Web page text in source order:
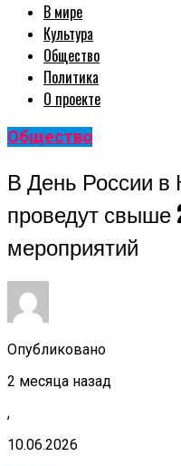
В мире
Культура
Общество
Политика
О проекте
Общество
В День России в
проведут свыше
мероприятий
Опубликовано
2 месяца назад
,
10.06.2026